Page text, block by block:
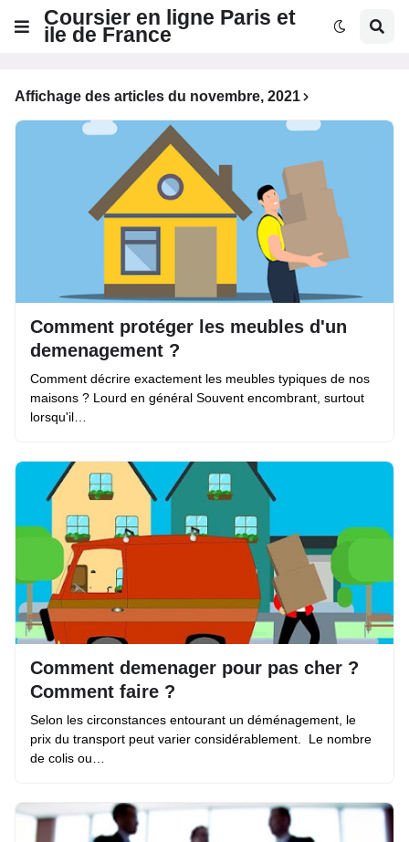
Coursier en ligne Paris et
ile de France
Affichage des articles du novembre, 2021
Comment protéger les meubles d'un
demenagement ?
Comment décrire exactement les meubles typiques de nos
maisons ? Lourd en général Souvent encombrant, surtout
lorsqu'il…
Comment demenager pour pas cher ?
Comment faire ?
Selon les circonstances entourant un déménagement, le
prix du transport peut varier considérablement. Le nombre
de colis ou…